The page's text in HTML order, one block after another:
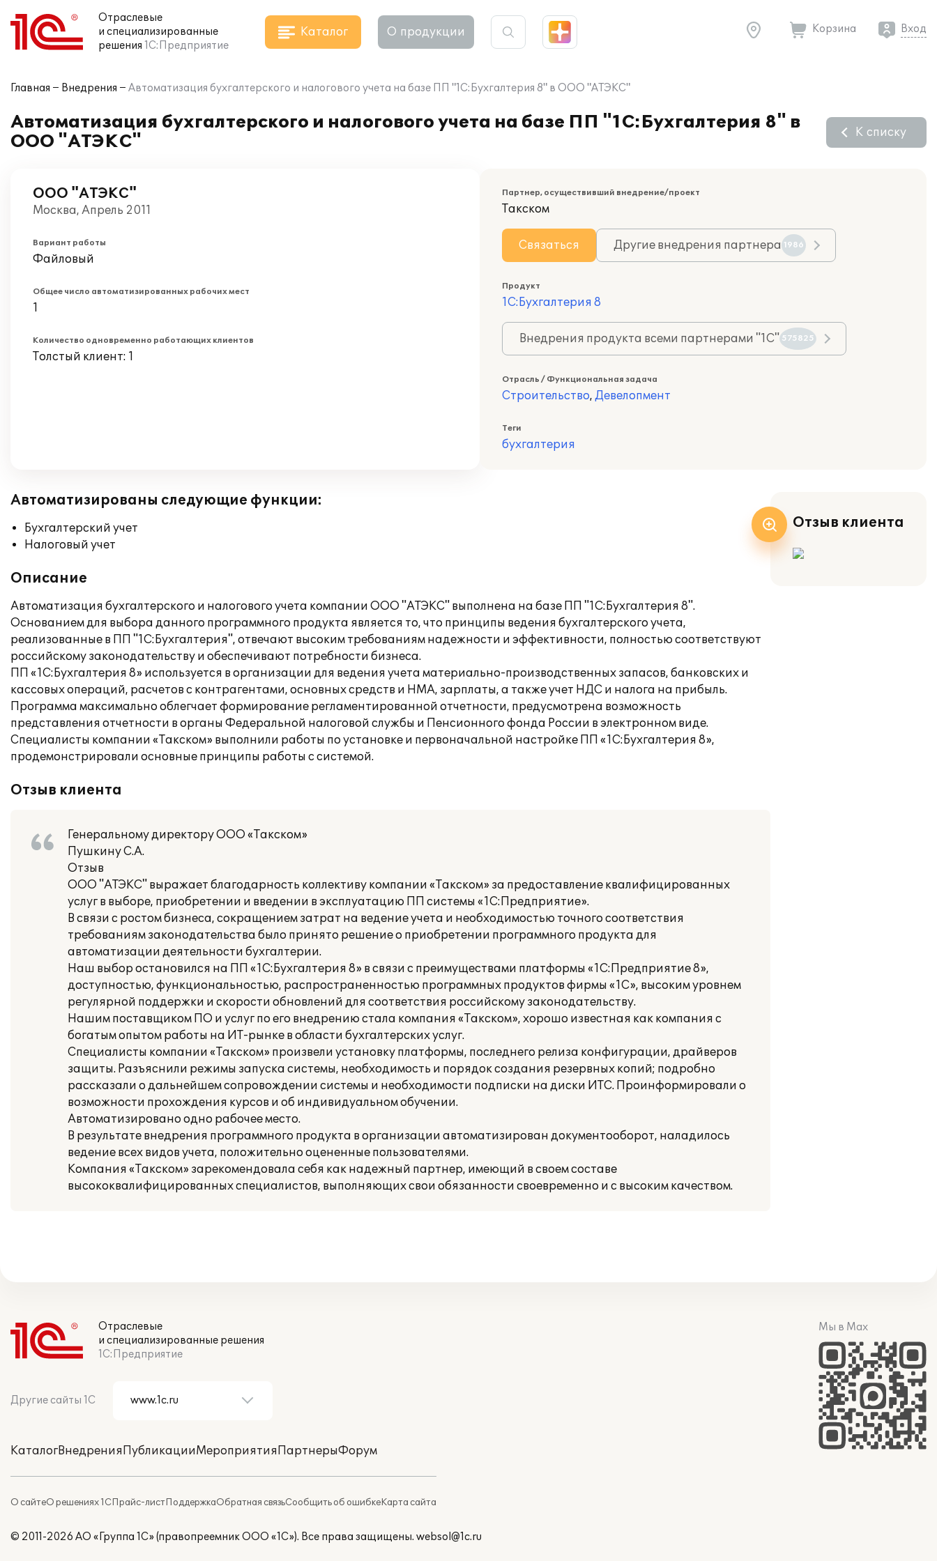
Отраслевые
и специализированные
решения 1С:Предприятие
Каталог О продукции Корзина Вход
Главная Внедрения Автоматизация бухгалтерского и налогового учета на базе ПП "1С:Бухгалтерия 8" в ООО "АТЭКС"
Автоматизация бухгалтерского и налогового учета на базе ПП "1С:Бухгалтерия 8" в
ООО "АТЭКС"
К списку
ООО "АТЭКС"
Москва, Апрель 2011
Вариант работы
Файловый
Общее число автоматизированных рабочих мест
1
Количество одновременно работающих клиентов
Толстый клиент: 1
Партнер, осуществивший внедрение/проект
Такском
Связаться Другие внедрения партнера 1986
Продукт
1С:Бухгалтерия 8
Внедрения продукта всеми партнерами "1С" 575825
Отрасль / Функциональная задача
Строительство, Девелопмент
Теги
бухгалтерия
Автоматизированы следующие функции:
Бухгалтерский учет
Налоговый учет
Описание
Автоматизация бухгалтерского и налогового учета компании ООО "АТЭКС" выполнена на базе ПП "1С:Бухгалтерия 8".
Основанием для выбора данного программного продукта является то, что принципы ведения бухгалтерского учета,
реализованные в ПП "1С:Бухгалтерия", отвечают высоким требованиям надежности и эффективности, полностью соответствуют
российскому законодательству и обеспечивают потребности бизнеса.
ПП «1С:Бухгалтерия 8» используется в организации для ведения учета материально-производственных запасов, банковских и
кассовых операций, расчетов с контрагентами, основных средств и НМА, зарплаты, а также учет НДС и налога на прибыль.
Программа максимально облегчает формирование регламентированной отчетности, предусмотрена возможность
представления отчетности в органы Федеральной налоговой службы и Пенсионного фонда России в электронном виде.
Специалисты компании «Такском» выполнили работы по установке и первоначальной настройке ПП «1С:Бухгалтерия 8»,
продемонстрировали основные принципы работы с системой.
Отзыв клиента
Генеральному директору ООО «Такском»
Пушкину С.А.
Отзыв
ООО "АТЭКС" выражает благодарность коллективу компании «Такском» за предоставление квалифицированных
услуг в выборе, приобретении и введении в эксплуатацию ПП системы «1С:Предприятие».
В связи с ростом бизнеса, сокращением затрат на ведение учета и необходимостью точного соответствия
требованиям законодательства было принято решение о приобретении программного продукта для
автоматизации деятельности бухгалтерии.
Наш выбор остановился на ПП «1С:Бухгалтерия 8» в связи с преимуществами платформы «1С:Предприятие 8»,
доступностью, функциональностью, распространенностью программных продуктов фирмы «1С», высоким уровнем
регулярной поддержки и скорости обновлений для соответствия российскому законодательству.
Нашим поставщиком ПО и услуг по его внедрению стала компания «Такском», хорошо известная как компания с
богатым опытом работы на ИТ-рынке в области бухгалтерских услуг.
Специалисты компании «Такском» произвели установку платформы, последнего релиза конфигурации, драйверов
защиты. Разъяснили режимы запуска системы, необходимость и порядок создания резервных копий; подробно
рассказали о дальнейшем сопровождении системы и необходимости подписки на диски ИТС. Проинформировали о
возможности прохождения курсов и об индивидуальном обучении.
Автоматизировано одно рабочее место.
В результате внедрения программного продукта в организации автоматизирован документооборот, наладилось
ведение всех видов учета, положительно оцененные пользователями.
Компания «Такском» зарекомендовала себя как надежный партнер, имеющий в своем составе
высококвалифицированных специалистов, выполняющих свои обязанности своевременно и с высоким качеством.
Отзыв клиента
Отраслевые
и специализированные решения
1С:Предприятие
Другие сайты 1С
КаталогВнедренияПубликацииМероприятияПартнерыФорум
О сайтеО решениях 1СПрайс-листПоддержкаОбратная связьСообщить об ошибкеКарта сайта
Мы в Max
© 2011-2026 АО «Группа 1С» (правопреемник ООО «1С»). Все права защищены. websol@1c.ru